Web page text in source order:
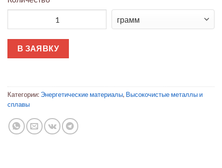
В ЗАЯВКУ
Категории: Энергетические материалы, Высокочистые металлы и
сплавы